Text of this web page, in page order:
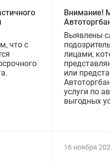
что с
Внимание!
Выявлены
лицами,
или
услуги по
выгодных
16 ноября